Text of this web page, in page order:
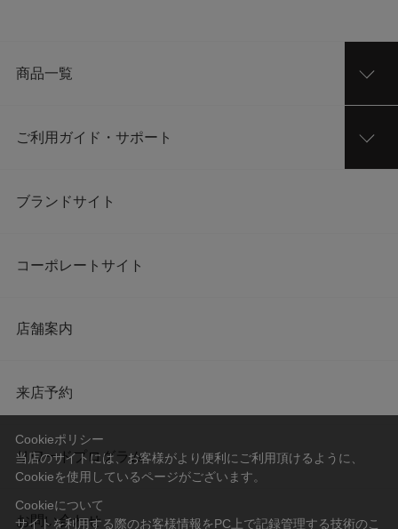
商品一覧
ご利用ガイド・サポート
ブランドサイト
コーポレートサイト
店舗案内
来店予約
リワードプログラム
お問い合わせ
Cookieポリシー
当店のサイトには、お客様がより便利にご利用頂けるように、
Cookieを使用しているページがございます。
Cookieについて
サイトを利用する際のお客様情報をPC上で記録管理する技術のこ